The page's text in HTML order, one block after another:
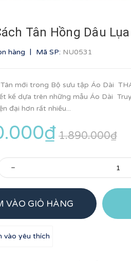
Tân Hồng Dâu
hàng | Mã SP: NU0531
mới trong Bộ sưu tập Áo Dài
kế dựa trên những mẫu Áo Dài
đại hơn rất nhiều...
1.890.000₫
-
VÀO GIỎ HÀNG
vào yêu thích